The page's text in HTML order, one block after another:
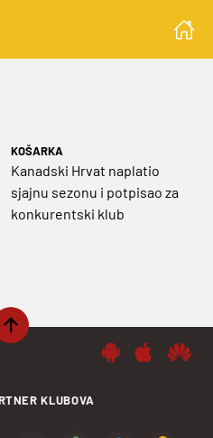
KOŠARKA
Kanadski Hrvat naplatio
sjajnu sezonu i potpisao za
konkurentski klub
KLUBOVA